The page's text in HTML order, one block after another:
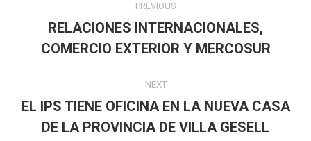
navigation
PREVIOUS
Previous
post:
RELACIONES INTERNACIONALES,
COMERCIO EXTERIOR Y MERCOSUR
NEXT
Next
post:
EL IPS TIENE OFICINA EN LA NUEVA CASA
DE LA PROVINCIA DE VILLA GESELL